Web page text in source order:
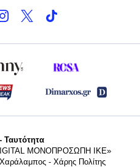
Ταυτότητα
MONΟΠΡΟΣΩΠΗ ΙΚΕ»
- Χάρης Πολίτης